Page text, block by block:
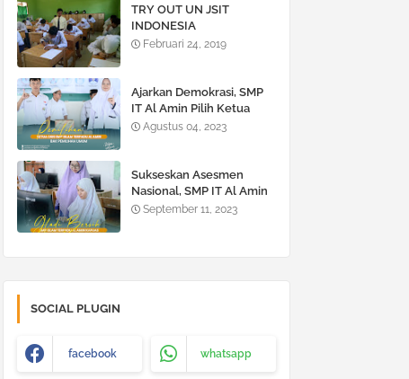
TRY OUT UN JSIT
INDONESIA
Februari 24, 2019
Ajarkan Demokrasi, SMP
IT Al Amin Pilih Ketua
OSIS Layaknya Pemilu
Agustus 04, 2023
Sukseskan Asesmen
Nasional, SMP IT Al Amin
Laksanakan Gladi Bersih
September 11, 2023
SOCIAL PLUGIN
facebook whatsapp